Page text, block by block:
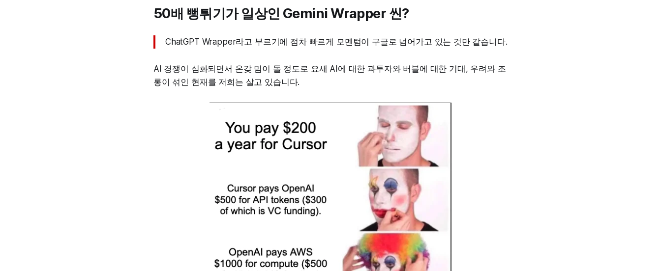
50배 뻥튀기가 일상인 Gemini Wrapper 씬?
ChatGPT Wrapper라고 부르기에 점차 빠르게 모멘텀이 구글로 넘어가고 있는 것만 같습니다.
AI 경쟁이 심화되면서 온갖 밈이 돌 정도로 요새 AI에 대한 과투자와 버블에 대한 기대, 우려와 조
롱이 섞인 현재를 저희는 살고 있습니다.